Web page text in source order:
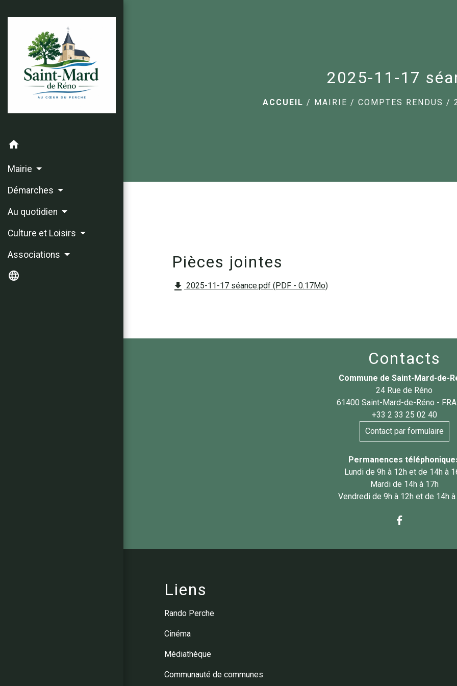
home
Mairie
Démarches
Au quotidien
Culture et Loisirs
Associations
language
2025-11-17
ACCUEIL / MAIRIE / COMPTES RENDUS /
Pièces jointes
file_download 2025-11-17 séance.pdf (PDF - 0.17Mo)
Contacts
Commune de Saint-Mard-de-
24 Rue de Réno
61400 Saint-Mard-de-Réno -
+33 2 33 25 02 40
Contact par formulaire
Permanences
Lundi de 9h à 12h et de 14h à
Mardi de 14h à 17h
Vendredi de 9h à 12h et de 14h à
Liens
Rando Perche
Cinéma
Médiathèque
Communauté de communes